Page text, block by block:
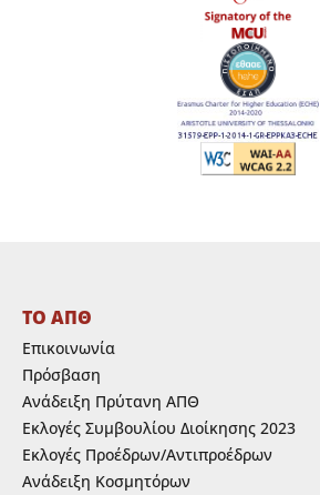
ΤΟ ΑΠΘ
Επικοινωνία
Πρόσβαση
Ανάδειξη Πρύτανη ΑΠΘ
Εκλογές Συμβουλίου Διοίκησης 2023
Εκλογές Προέδρων/Αντιπροέδρων
Ανάδειξη Κοσμητόρων